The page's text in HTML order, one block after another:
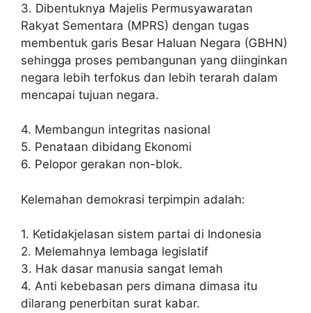
3. Dibentuknya Majelis Permusyawaratan
Rakyat Sementara (MPRS) dengan tugas
membentuk garis Besar Haluan Negara (GBHN)
sehingga proses pembangunan yang diinginkan
negara lebih terfokus dan lebih terarah dalam
mencapai tujuan negara.
4. Membangun integritas nasional
5. Penataan dibidang Ekonomi
6. Pelopor gerakan non-blok.
Kelemahan demokrasi terpimpin adalah:
1. Ketidakjelasan sistem partai di Indonesia
2. Melemahnya lembaga legislatif
3. Hak dasar manusia sangat lemah
4. Anti kebebasan pers dimana dimasa itu
dilarang penerbitan surat kabar.